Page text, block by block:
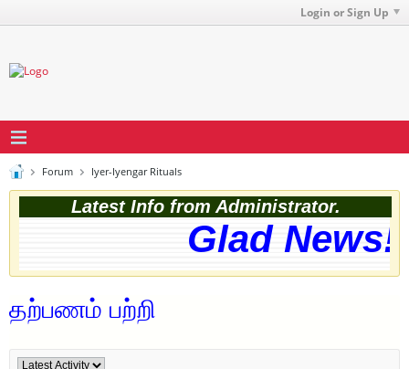
Login or Sign Up
Forum Iyer-Iyengar Rituals
Latest Info from Administrator.
Glad
தற்பணம் பற்றி